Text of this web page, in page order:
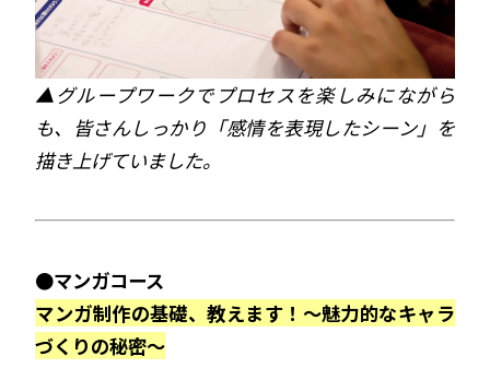
▲グループワークでプロセスを楽しみにながら
も、皆さんしっかり「感情を表現したシーン」を
描き上げていました。
●マンガコース
マンガ制作の基礎、教えます！ ～魅力的なキャラ
づくりの秘密～